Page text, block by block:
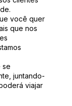
você quer
que nos
se
juntando-
viajar